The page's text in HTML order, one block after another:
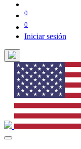
0
0
Iniciar sesión